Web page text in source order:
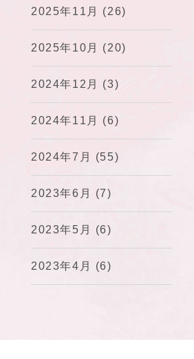
2025年11月 (26)
2025年10月 (20)
2024年12月 (3)
2024年11月 (6)
2024年7月 (55)
2023年6月 (7)
2023年5月 (6)
2023年4月 (6)